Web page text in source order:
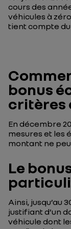
cours des
véhicules à
tient compte du
bonus
critères
En décembre
mesures et les
montant ne
Le
Ainsi, jusqu’au
justifiant d’un
véhicule dont